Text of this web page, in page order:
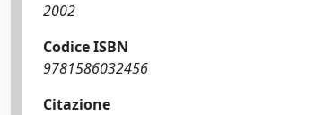
2002
Codice ISBN
9781586032456
Citazione